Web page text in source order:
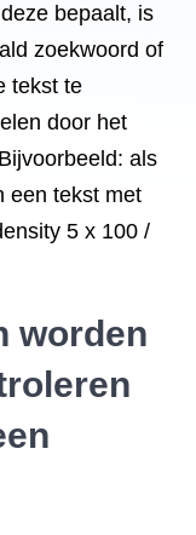
bepaalt, is
zoekwoord of
tekst te
door het
als
een tekst met
5 x 100 /
worden